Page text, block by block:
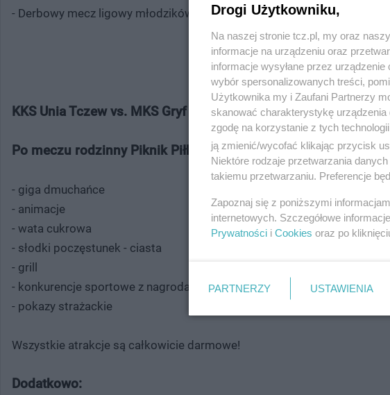
- Derbowy mecz ligowy młodzików D2
MIEJSCE NA TWOJĄ REKLAMĘ -
KKS Unia Tczew vs. MKS Gryf Tczew- godz. 14:00-15:30
Po meczu rodzinny Piknik Piłkarski:
- giga dmuchańce
- animacje
- wata cukrowa
- słodki poczęstunek - ciasta
- grill
- konkurencje sportowe z nagrodami
- pokazy strażackie
Wszystkie atrakcje są całkowicie darmowe!
Dodatkowo:
Drogi Użytkowniku,
Na naszej stronie tcz.pl, my oraz
informacje na urządzeniu oraz
informacje wysyłane przez
wybór spersonalizowanych treści,
Użytkownika my i Zaufani Partnerzy
skanować charakterystykę
zgodę na korzystanie z tych
ją zmienić/wycofać klikając przycisk
Niektóre rodzaje przetwarzania
takiemu przetwarzaniu. Preferencje
Zapoznaj się z poniższymi
internetowych. Szczegółowe
Prywatności i Cookies oraz po
PARTNERZY USTAWIENIA